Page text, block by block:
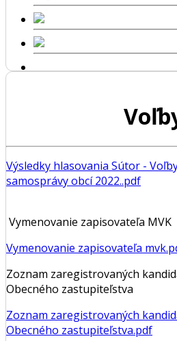
Výsledky hlasovania Sútor -
samosprávy obcí 2022..pdf
Vymenovanie zapisovateľa MVK
Vymenovanie zapisovateľa
Zoznam zaregistrovaných
Obecného zastupiteľstva
Zoznam zaregistrovaných
Obecného zastupiteľstva.pdf